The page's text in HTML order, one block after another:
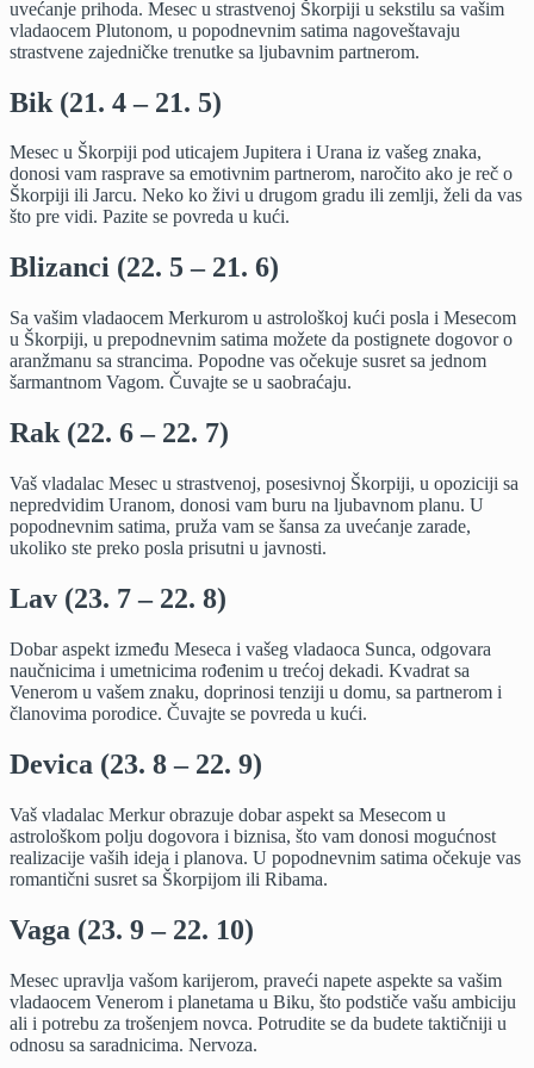
uvećanje prihoda. Mesec u strastvenoj Škorpiji u sekstilu sa vašim
vladaocem Plutonom, u popodnevnim satima nagoveštavaju
strastvene zajedničke trenutke sa ljubavnim partnerom.
Bik (21. 4 – 21. 5)
Mesec u Škorpiji pod uticajem Jupitera i Urana iz vašeg znaka,
donosi vam rasprave sa emotivnim partnerom, naročito ako je reč o
Škorpiji ili Jarcu. Neko ko živi u drugom gradu ili zemlji, želi da vas
što pre vidi. Pazite se povreda u kući.
Blizanci (22. 5 – 21. 6)
Sa vašim vladaocem Merkurom u astrološkoj kući posla i Mesecom
u Škorpiji, u prepodnevnim satima možete da postignete dogovor o
aranžmanu sa strancima. Popodne vas očekuje susret sa jednom
šarmantnom Vagom. Čuvajte se u saobraćaju.
Rak (22. 6 – 22. 7)
Vaš vladalac Mesec u strastvenoj, posesivnoj Škorpiji, u opoziciji sa
nepredvidim Uranom, donosi vam buru na ljubavnom planu. U
popodnevnim satima, pruža vam se šansa za uvećanje zarade,
ukoliko ste preko posla prisutni u javnosti.
Lav (23. 7 – 22. 8)
Dobar aspekt između Meseca i vašeg vladaoca Sunca, odgovara
naučnicima i umetnicima rođenim u trećoj dekadi. Kvadrat sa
Venerom u vašem znaku, doprinosi tenziji u domu, sa partnerom i
članovima porodice. Čuvajte se povreda u kući.
Devica (23. 8 – 22. 9)
Vaš vladalac Merkur obrazuje dobar aspekt sa Mesecom u
astrološkom polju dogovora i biznisa, što vam donosi mogućnost
realizacije vaših ideja i planova. U popodnevnim satima očekuje vas
romantični susret sa Škorpijom ili Ribama.
Vaga (23. 9 – 22. 10)
Mesec upravlja vašom karijerom, praveći napete aspekte sa vašim
vladaocem Venerom i planetama u Biku, što podstiče vašu ambiciju
ali i potrebu za trošenjem novca. Potrudite se da budete taktičniji u
odnosu sa saradnicima. Nervoza.